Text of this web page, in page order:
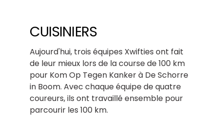
CUISINIERS
Aujourd'hui, trois équipes Xwifties ont fait
de leur mieux lors de la course de 100 km
pour Kom Op Tegen Kanker à De Schorre
in Boom. Avec chaque équipe de quatre
coureurs, ils ont travaillé ensemble pour
parcourir les 100 km.